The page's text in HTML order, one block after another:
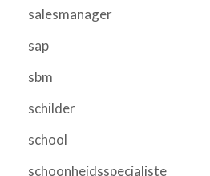
salesmanager
sap
sbm
schilder
school
schoonheidsspecialiste